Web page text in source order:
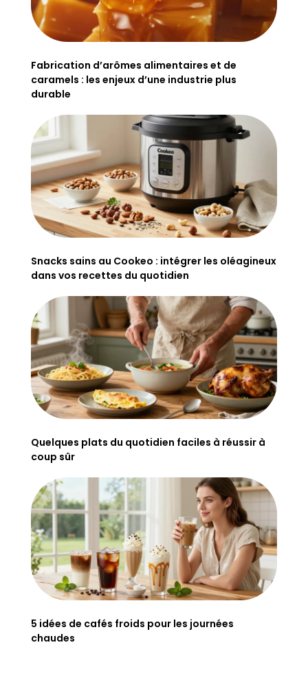
Fabrication d’arômes alimentaires et de
caramels : les enjeux d’une industrie plus
durable
Snacks sains au Cookeo : intégrer les oléagineux
dans vos recettes du quotidien
Quelques plats du quotidien faciles à réussir à
coup sûr
5 idées de cafés froids pour les journées
chaudes